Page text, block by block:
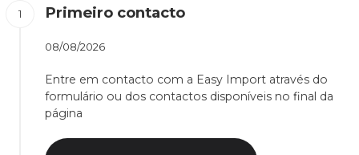
Primeiro contacto
08/08/2026
Entre em contacto com a Easy Import através do
formulário ou dos contactos disponíveis no final da
página